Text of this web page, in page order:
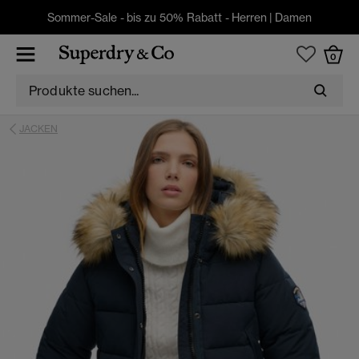
Sommer-Sale - bis zu 50% Rabatt - Herren | Damen
0
JACKEN